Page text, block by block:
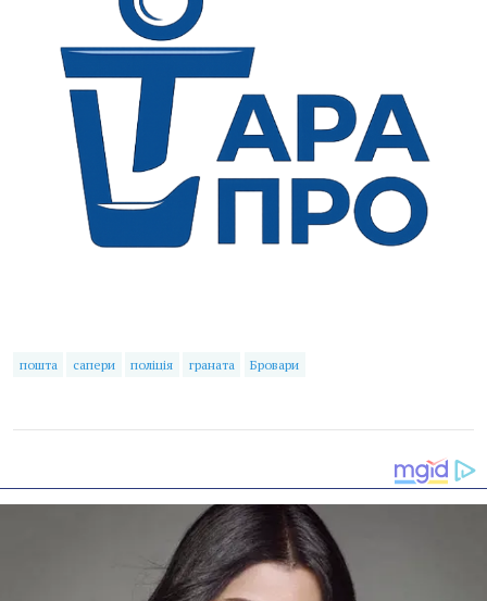
пошта сапери поліція граната Бровари